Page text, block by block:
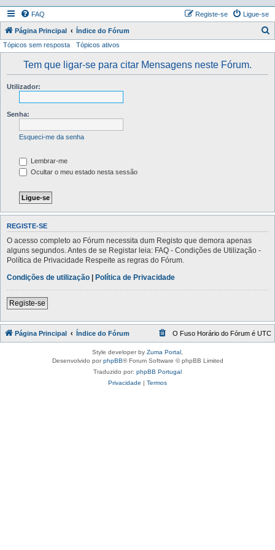
FAQ Ligue-se
Registe-se
Página Principal Índice do Fórum
Tópicos sem resposta Tópicos ativos
Tem que ligar-se para citar Mensagens neste Fórum.
Utilizador:
Senha:
Esqueci-me da senha
Lembrar-me
Ocultar o meu estado nesta sessão
REGISTE-SE
O acesso completo ao Fórum necessita dum Registo que demora apenas
alguns segundos. Antes de se Registar leia: FAQ - Condições de Utilização -
Política de Privacidade Respeite as regras do Fórum.
Condições de utilização | Política de Privacidade
Registe-se
Página Principal Índice do Fórum O Fuso Horário do Fórum é UTC
Style developer by Zuma Portal
Desenvolvido porphpBB® Forum Software © phpBB Limited
Traduzido por: phpBB Portugal
Privacidade | Termos